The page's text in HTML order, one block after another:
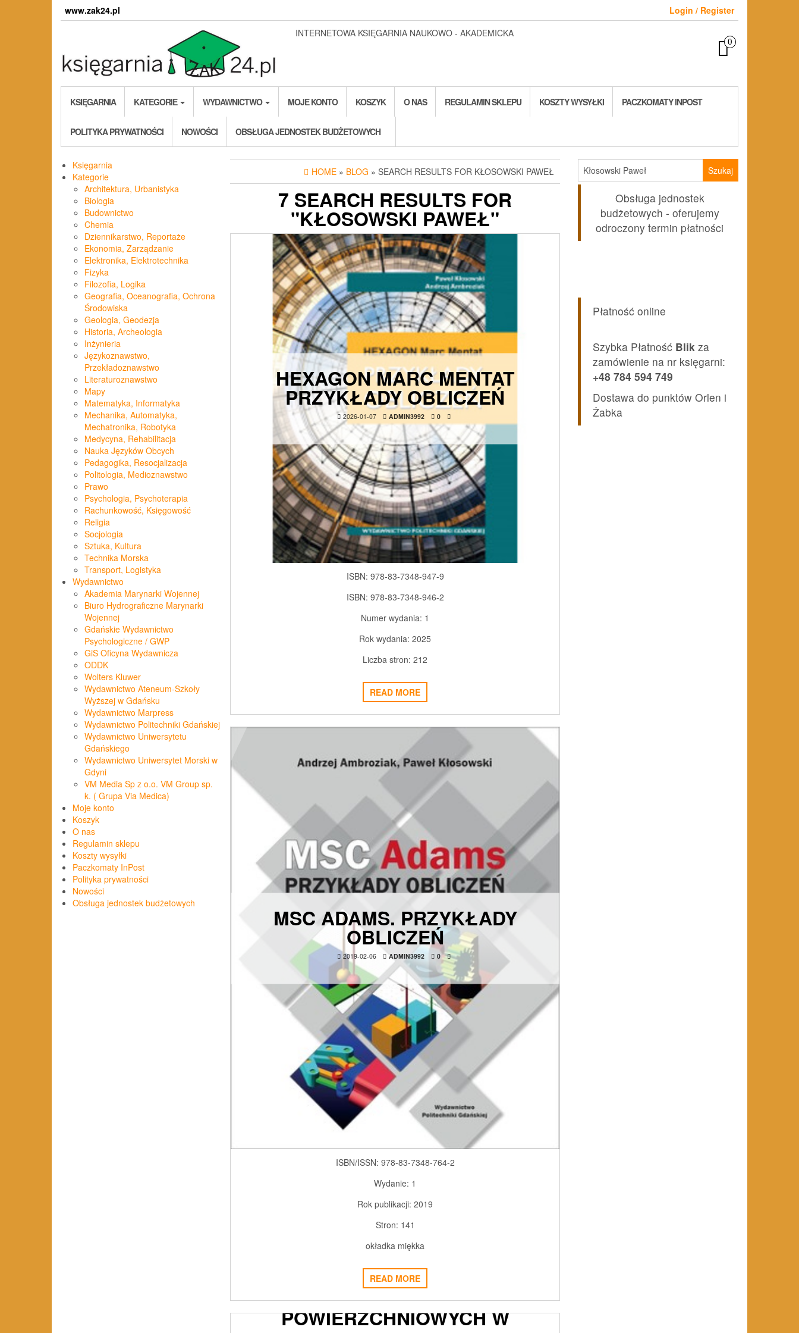
www.zak24.pl
Login / Register
INTERNETOWA KSIĘGARNIA NAUKOWO - AKADEMICKA
0
KSIĘGARNIA KATEGORIE WYDAWNICTWO MOJE KONTO KOSZYK O NAS REGULAMIN SKLEPU KOSZTY WYSYŁKI PACZKOMATY INPOST
POLITYKA PRYWATNOŚCI NOWOŚCI OBSŁUGA JEDNOSTEK BUDŻETOWYCH
Księgarnia
Kategorie
Architektura, Urbanistyka
Biologia
Budownictwo
Chemia
Dziennikarstwo, Reportaże
Ekonomia, Zarządzanie
Elektronika, Elektrotechnika
Fizyka
Filozofia, Logika
Geografia, Oceanografia, Ochrona
Środowiska
Geologia, Geodezja
Historia, Archeologia
Inżynieria
Językoznawstwo,
Przekładoznawstwo
Literaturoznawstwo
Mapy
Matematyka, Informatyka
Mechanika, Automatyka,
Mechatronika, Robotyka
Medycyna, Rehabilitacja
Nauka Języków Obcych
Pedagogika, Resocjalizacja
Politologia, Medioznawstwo
Prawo
Psychologia, Psychoterapia
Rachunkowość, Księgowość
Religia
Socjologia
Sztuka, Kultura
Technika Morska
Transport, Logistyka
Wydawnictwo
Akademia Marynarki Wojennej
Biuro Hydrograficzne Marynarki
Wojennej
Gdańskie Wydawnictwo
Psychologiczne / GWP
GiS Oficyna Wydawnicza
ODDK
Wolters Kluwer
Wydawnictwo Ateneum-Szkoły
Wyższej w Gdańsku
Wydawnictwo Marpress
Wydawnictwo Politechniki Gdańskiej
Wydawnictwo Uniwersytetu
Gdańskiego
Wydawnictwo Uniwersytet Morski w
Gdyni
VM Media Sp z o.o. VM Group sp.
k. ( Grupa Via Medica)
Moje konto
Koszyk
O nas
Regulamin sklepu
Koszty wysyłki
Paczkomaty InPost
Polityka prywatności
Nowości
Obsługa jednostek budżetowych
HOME » BLOG » SEARCH RESULTS FOR KŁOSOWSKI PAWEŁ
7 SEARCH RESULTS FOR
"KŁOSOWSKI PAWEŁ"
HEXAGON MARC MENTAT
PRZYKŁADY OBLICZEŃ
2026-01-07 ADMIN3992 0
ISBN: 978-83-7348-947-9
ISBN: 978-83-7348-946-2
Numer wydania: 1
Rok wydania: 2025
Liczba stron: 212
READ MORE
MSC ADAMS. PRZYKŁADY
OBLICZEŃ
2019-02-06 ADMIN3992 0
ISBN/ISSN: 978-83-7348-764-2
Wydanie: 1
Rok publikacji: 2019
Stron: 141
okładka miękka
READ MORE
PODSTAWY OBLICZEŃ
UKŁADÓW
POWIERZCHNIOWYCH W
Szukaj:
Obsługa jednostek
budżetowych - oferujemy
odroczony termin płatności
Płatność online
Szybka Płatność Blik za
zamówienie na nr księgarni:
+48 784 594 749
Dostawa do punktów Orlen i
Żabka